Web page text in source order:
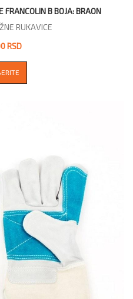
B BOJA: BRAON
RUKAVICE
RSD